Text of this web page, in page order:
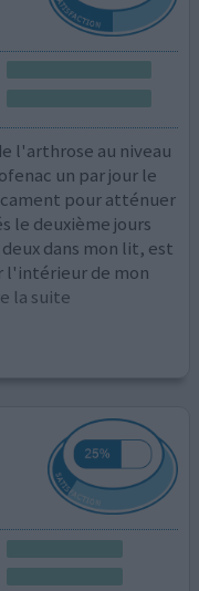
l'arthrose au niveau
un par jour le
pour atténuer
le deuxième jours
dans mon lit, est
l'intérieur de mon
la suite